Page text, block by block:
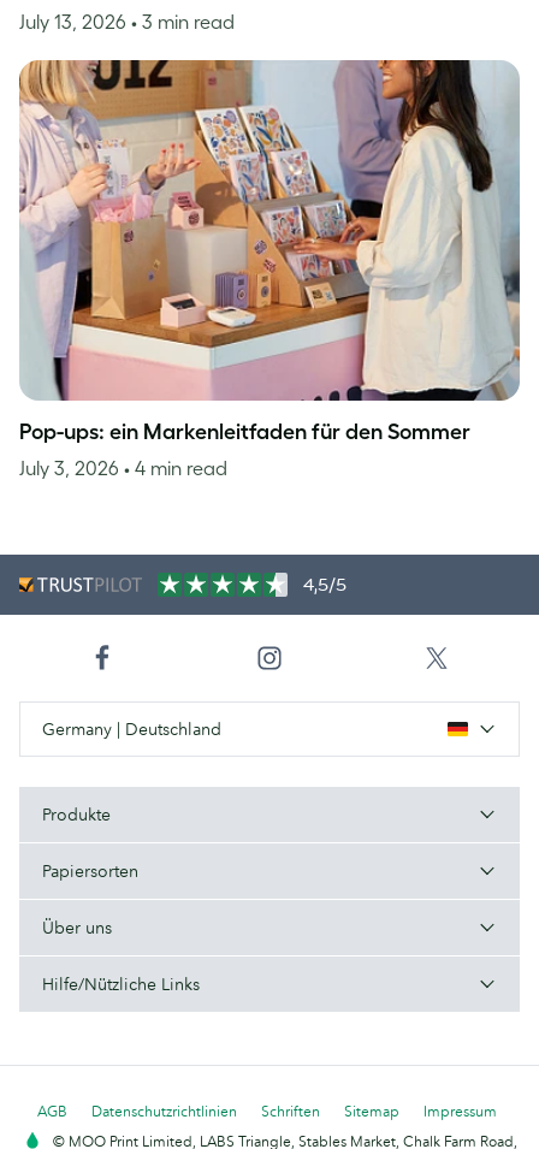
July 13, 2026 • 3 min read
Pop-ups: ein Markenleitfaden für den Sommer
July 3, 2026 • 4 min read
4,5/5
Germany | Deutschland
Produkte
Papiersorten
Über uns
Hilfe/Nützliche Links
AGB Datenschutzrichtlinien Schriften Sitemap
Impressum
© MOO Print Limited, LABS Triangle, Stables Market, Chalk Farm Road,